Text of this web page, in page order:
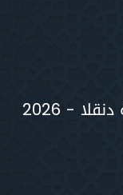
- 2026